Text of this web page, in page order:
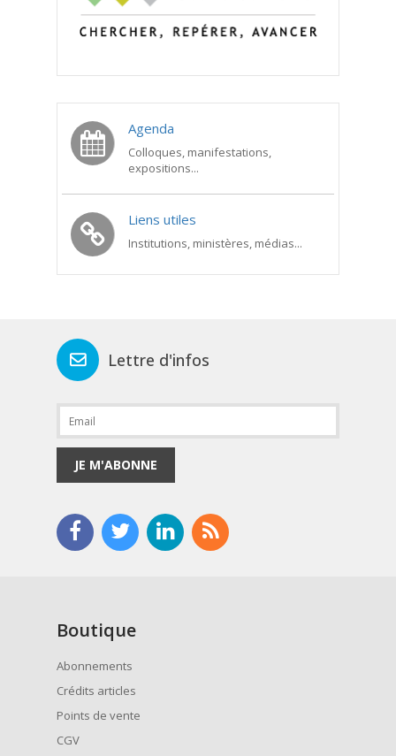
Agenda
Colloques, manifestations,
expositions...
Liens utiles
Institutions, ministères, médias...
Lettre d'infos
JE M'ABONNE
Boutique
Abonnements
Crédits articles
Points de vente
CGV